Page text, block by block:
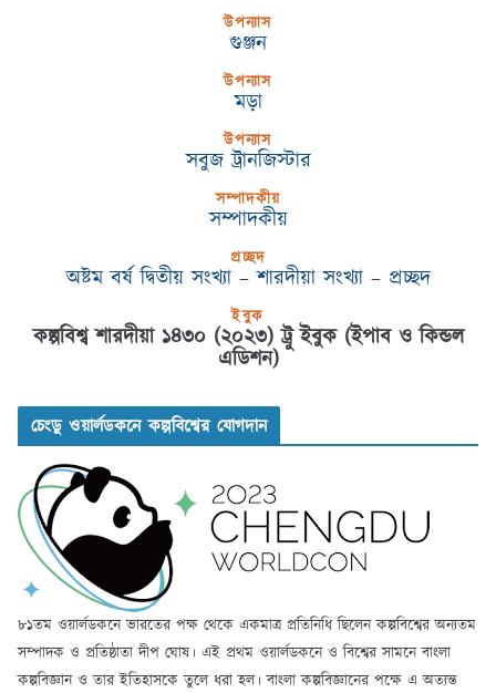
উপন্যাস
গুঞ্জন
উপন্যাস
মড়া
উপন্যাস
সবুজ ট্রানজিস্টার
সম্পাদকীয়
সম্পাদকীয়
প্রচ্ছদ
অষ্টম বর্ষ দ্বিতীয় সংখ্যা – শারদীয়া সংখ্যা – প্রচ্ছদ
ইবুক
কল্পবিশ্ব শারদীয়া ১৪৩০ (২০২৩) ট্রু ইবুক (ইপাব ও কিন্ডল
এডিশন)
চেংডু ওয়ার্লডকনে কল্পবিশ্বের যোগদান
৮১তম ওয়ার্লডকনে ভারতের পক্ষ থেকে একমাত্র প্রতিনিধি ছিলেন কল্পবিশ্বের অন্যতম
সম্পাদক ও প্রতিষ্ঠাতা দীপ ঘোষ। এই প্রথম ওয়ার্লডকনে ও বিশ্বের সামনে বাংলা
কল্পবিজ্ঞান ও তার ইতিহাসকে তুলে ধরা হল। বাংলা কল্পবিজ্ঞানের পক্ষে এ অত্যন্ত